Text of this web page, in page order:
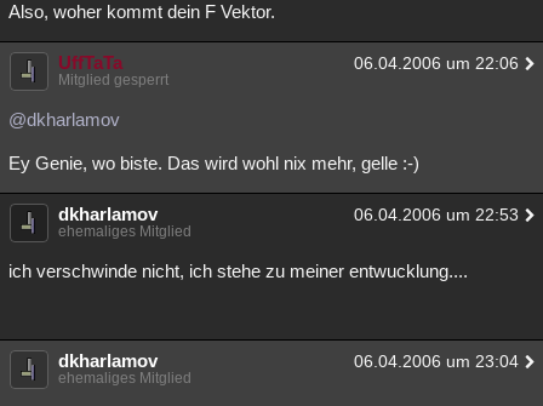
Also, woher kommt dein F Vektor.
UffTaTa 06.04.2006 um 22:06
Mitglied gesperrt
@dkharlamov
Ey Genie, wo biste. Das wird wohl nix mehr, gelle :-)
dkharlamov 06.04.2006 um 22:53
ehemaliges Mitglied
ich verschwinde nicht, ich stehe zu meiner entwucklung....
dkharlamov 06.04.2006 um 23:04
ehemaliges Mitglied